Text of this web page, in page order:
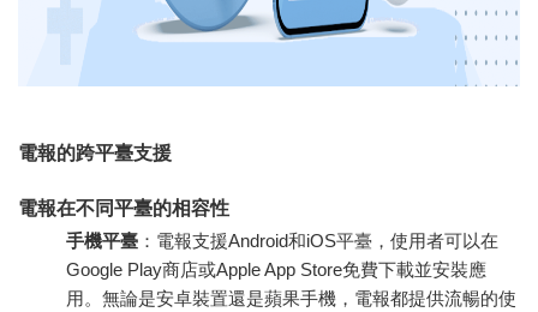
電報的跨平臺支援
電報在不同平臺的相容性
手機平臺 ：電報支援Android和iOS平臺，使用者可以在
Google Play商店或Apple App Store免費下載並安裝應
用。無論是安卓裝置還是蘋果手機，電報都提供流暢的使